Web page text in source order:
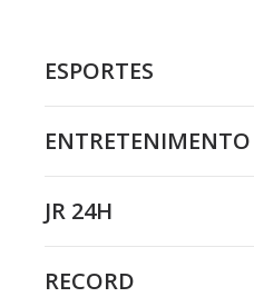
ESPORTES
ENTRETENIMENTO
JR 24H
RECORD